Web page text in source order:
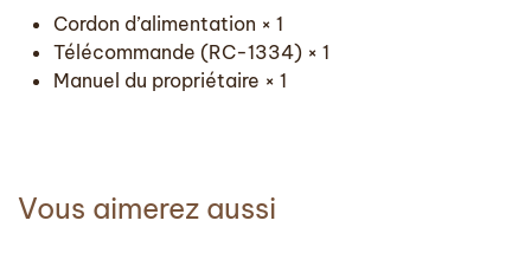
Cordon d’alimentation × 1
Télécommande (RC-1334) × 1
Manuel du propriétaire × 1
Vous aimerez aussi